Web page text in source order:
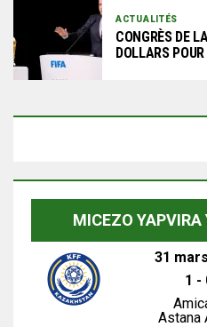
ACTUALITÉS
CONGRÈS DE
DOLLARS
MICEZO
31
1 -
Astana